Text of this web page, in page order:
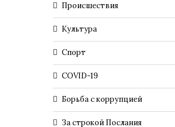
Происшествия
Культура
Спорт
COVID-19
Борьба с коррупцией
За строкой Послания